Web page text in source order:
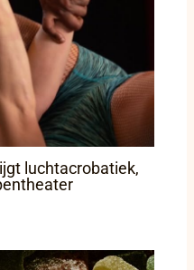
luchtacrobatiek,